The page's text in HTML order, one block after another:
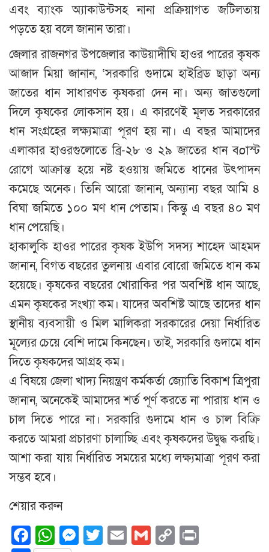
এবং ব্যাংক অ্যাকাউন্টসহ নানা প্রক্রিয়াগত জটিলতায়
পড়তে হয় বলে জানান তারা।
জেলার রাজনগর উপজেলার কাউয়াদীঘি হাওর পারের কৃষক
আজাদ মিয়া জানান, ‘সরকারি গুদামে হাইব্রিড ছাড়া অন্য
জাতের ধান সাধারণত কৃষকরা দেন না। অন্য জাতগুলো
দিলে কৃষকের লোকসান হয়। এ কারণেই মূলত সরকারের
ধান সংগ্রহের লক্ষ্যমাত্রা পূরণ হয় না। এ বছর আমাদের
এলাকার হাওরগুলোতে ব্রি-২৮ ও ২৯ জাতের ধান বøাস্ট
রোগে আক্রান্ত হয়ে নষ্ট হওয়ায় জমিতে ধানের উৎপাদন
কমেছে অনেক। তিনি আরো জানান, অন্যান্য বছর আমি ৪
বিঘা জমিতে ১০০ মণ ধান পেতাম। কিন্তু এ বছর ৪০ মণ
ধান পেয়েছি।
হাকালুকি হাওর পারের কৃষক ইউপি সদস্য শাহেদ আহমদ
জানান, বিগত বছরের তুলনায় এবার বোরো জমিতে ধান কম
হয়েছে। কৃষকের বছরের খোরাকির পর অবশিষ্ট ধান আছে,
এমন কৃষকের সংখ্যা কম। যাদের অবশিষ্ট আছে তাদের ধান
স্থানীয় ব্যবসায়ী ও মিল মালিকরা সরকারের দেয়া নির্ধারিত
মূল্যের চেয়ে বেশি দামে কিনছেন। তাই, সরকারি গুদামে ধান
দিতে কৃষকদের আগ্রহ কম।
এ বিষয়ে জেলা খাদ্য নিয়ন্ত্রণ কর্মকর্তা জ্যোতি বিকাশ ত্রিপুরা
জানান, অনেকেই আমাদের শর্ত পূর্ণ করতে না পারায় ধান ও
চাল দিতে পারে না। সরকারি গুদামে ধান ও চাল বিক্রি
করতে আমরা প্রচারণা চালাচ্ছি এবং কৃষকদের উদ্বুদ্ধ করছি।
আশা করা যায় নির্ধারিত সময়ের মধ্যে লক্ষ্যমাত্রা পূরণ করা
সম্ভব হবে।
শেয়ার করুন
Facebook
WhatsApp
Messenger
Twitter
EmailGmail
Copy